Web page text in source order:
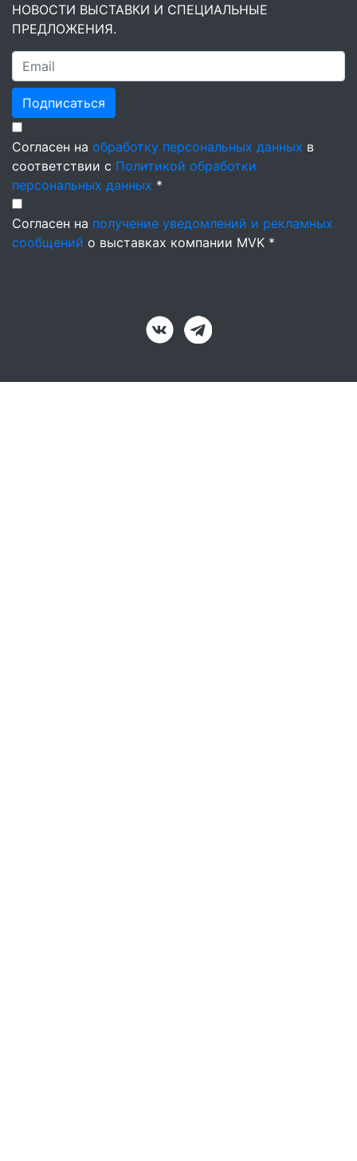
НОВОСТИ ВЫСТАВКИ И СПЕЦИАЛЬНЫЕ
ПРЕДЛОЖЕНИЯ.
Подписаться
Согласен на обработку персональных данных в
соответствии с Политикой обработки
персональных данных *
Согласен на получение уведомлений и рекламных
сообщений о выставках компании MVK *